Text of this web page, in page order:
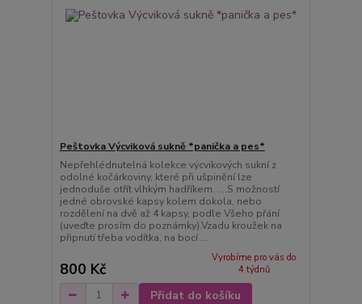
Peštovka Výcviková sukně *panička a pes*
Nepřehlédnutelná kolekce výcvikových sukní z
odolné kočárkoviny, které při ušpinění lze
jednoduše otřít vlhkým hadříkem. ....S možností
jedné obrovské kapsy kolem dokola, nebo
rozdělení na dvě až 4 kapsy, podle Všeho přání
(uveďte prosím do poznámky).Vzadu kroužek na
připnutí třeba vodítka, na bocí ...
800 Kč
Vyrobíme pro vás do
4 týdnů
Přidat do košíku